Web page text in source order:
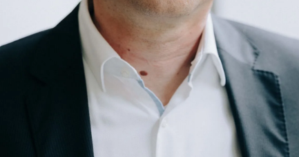
MarkenG – Ein Plädoyer für eine
(mit Simon Apel)
als unerlaubte Werbung? Zugleich
15 […], Kommunikation und Recht (K&R)
Schriften zum Unternehmensrecht, Bd.